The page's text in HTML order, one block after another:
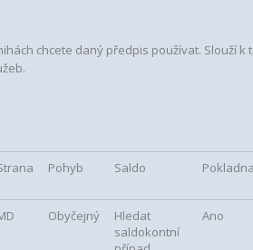
chcete daný předpis používat. Slouží
Pohyb Saldo Pokladna
Obyčejný
Hledat
saldokontní
Ano